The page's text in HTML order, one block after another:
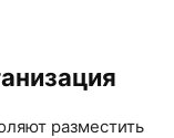
разместить